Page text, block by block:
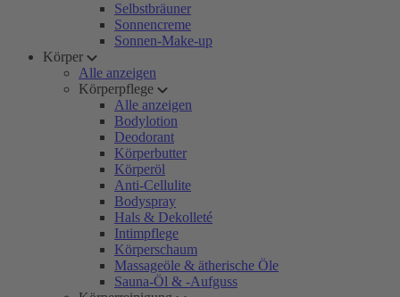
Selbstbräuner
Sonnencreme
Sonnen-Make-up
Körper
Alle anzeigen
Körperpflege
Alle anzeigen
Bodylotion
Deodorant
Körperbutter
Körperöl
Anti-Cellulite
Bodyspray
Hals & Dekolleté
Intimpflege
Körperschaum
Massageöle & ätherische Öle
Sauna-Öl & -Aufguss